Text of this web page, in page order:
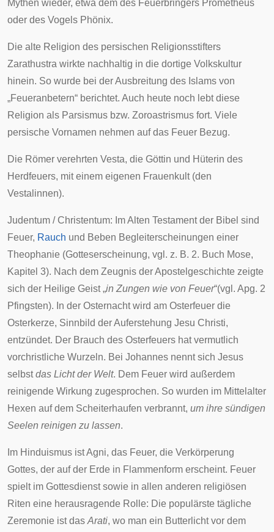
Mythen wieder, etwa dem des Feuerbringers Prometheus
oder des Vogels Phönix.
Die alte Religion des persischen Religionsstifters
Zarathustra wirkte nachhaltig in die dortige Volkskultur
hinein. So wurde bei derAusbreitung des Islams von
„Feueranbetern“ berichtet. Auch heute noch lebt diese
Religion als Parsismus bzw. Zoroastrismus fort. Viele
persische Vornamen nehmen auf das Feuer Bezug.
Die Römer verehrten Vesta, die Göttin und Hüterin des
Herdfeuers, mit einem eigenen Frauenkult (den
Vestalinnen).
Judentum / Christentum: ImAlten Testamentder Bibel sind
Feuer, Rauch und Beben Begleiterscheinungen einer
Theophanie (Gotteserscheinung, vgl. z. B. 2. Buch Mose,
Kapitel 3). Nach dem Zeugnis derApostelgeschichte zeigte
sich der Heilige Geist„in Zungen wie von Feuer“(vgl. Apg. 2
Pfingsten). In der Osternacht wird am Osterfeuer die
Osterkerze, Sinnbild der Auferstehung Jesu Christi,
entzündet. Der Brauch des Osterfeuers hat vermutlich
vorchristliche Wurzeln. Bei Johannes nennt sich Jesus
selbstdas Licht der Welt. Dem Feuer wird außerdem
reinigende Wirkung zugesprochen. So wurden im Mittelalter
Hexen auf dem Scheiterhaufen verbrannt, um ihre sündigen
Seelen reinigen zu lassen.
Im Hinduismus istAgni, das Feuer, die Verkörperung
Gottes, der auf der Erde in Flammenform erscheint. Feuer
spielt im Gottesdienstsowie in allen anderen religiösen
Riten eine herausragende Rolle: Die populärste tägliche
Zeremonie ist das Arati, wo man ein Butterlicht vor dem